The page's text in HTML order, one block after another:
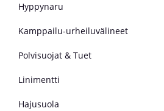
Hyppynaru
Kamppailu-urheiluvälineet
Polvisuojat & Tuet
Linimentti
Hajusuola